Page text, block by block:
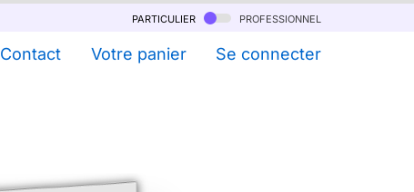
particulier professionnel
Contact Votre panier Se connecter